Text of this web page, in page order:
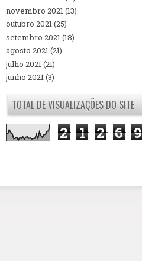
novembro 2021(13)
outubro 2021(25)
setembro 2021(18)
agosto 2021(21)
julho 2021(21)
junho 2021(3)
TOTAL DE VISUALIZAÇÕES DO SITE
2 1 2 6 9